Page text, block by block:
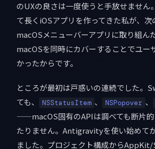
のUXの良さは一度使うと手放せません
て長くiOSアプリを作ってきた私が、次
macOSメニューバーアプリに取り組ん
macOSを同時にカバーすることでユー
かったからです。
ところが最初は戸惑いの連続でした。
ても、
NSStatusItem 、 NSPopover 、
——macOS固有のAPIは調べても断片的
たりません。Antigravityを使い始めて
ました。プロジェクト構成から